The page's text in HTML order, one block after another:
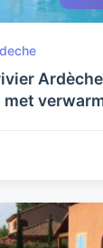
zenders